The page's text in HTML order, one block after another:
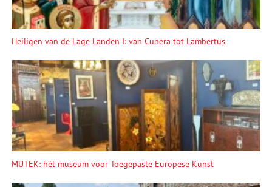
Heiligen van de Lage Landen I: van Cunera tot Lambertus
MUTEK: hét museum voor Toegepaste Europese Kunst